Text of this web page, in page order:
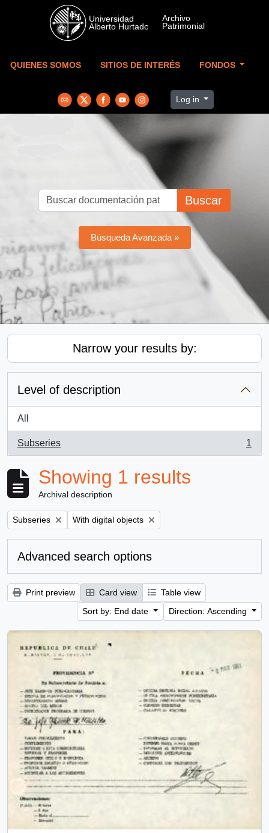
Skip to main content
QUIENES SOMOS SITIOS DE INTERÉS FONDOS
Log in
Buscar
Búsqueda Avanzada »
Narrow your results by:
Level of description
All
Subseries
, 1 results
1
Showing 1 results
Archival description
Remove filter:
Subseries Remove filter:
With digital objects
Advanced search options
Print preview Card view
Table view
Sort by: End date
Direction: Ascending